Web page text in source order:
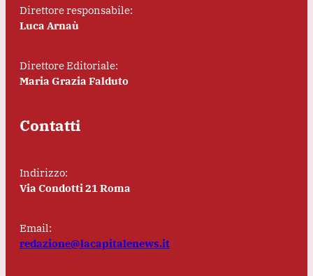
Direttore responsabile:
Luca Arnaù
Direttore Editoriale:
Maria Grazia Falduto
Contatti
Indirizzo:
Via Condotti 21 Roma
Email:
redazione@lacapitalenews.it